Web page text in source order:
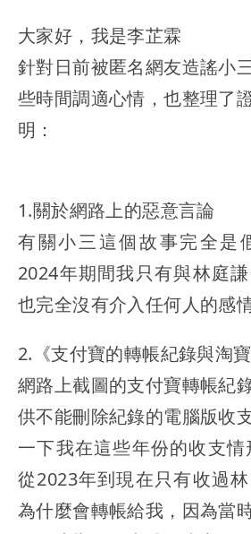
大家好，我是李芷霖
針對日前被匿名網友造謠小
些時間調適心情，也整理了
明：
1.關於網路上的惡意言論
有關小三這個故事完全是
2024年期間我只有與林庭
也完全沒有介入任何人的感
2.《支付寶的轉帳紀錄與淘
網路上截圖的支付寶轉帳紀
供不能刪除紀錄的電腦版收
一下我在這些年份的收支情
從2023年到現在只有收過
為什麼會轉帳給我，因為當